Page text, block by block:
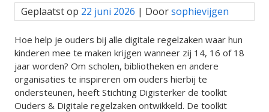
Geplaatst op 22 juni 2026 | Doorsophievijgen
Hoe help je ouders bij alle digitale regelzaken waar hun
kinderen mee te maken krijgen wanneer zij 14, 16 of 18
jaar worden? Om scholen, bibliotheken en andere
organisaties te inspireren om ouders hierbij te
ondersteunen, heeft Stichting Digisterker de toolkit
Ouders & Digitale regelzaken ontwikkeld. De toolkit